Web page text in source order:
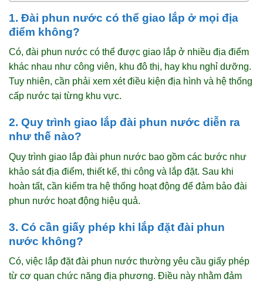
1. Đài phun nước có thể giao lắp ở mọi địa
điểm không?
Có, đài phun nước có thể được giao lắp ở nhiều địa điểm
khác nhau như công viên, khu đô thị, hay khu nghỉ dưỡng.
Tuy nhiên, cần phải xem xét điều kiện địa hình và hệ thống
cấp nước tại từng khu vực.
2. Quy trình giao lắp đài phun nước diễn ra
như thế nào?
Quy trình giao lắp đài phun nước bao gồm các bước như
khảo sát địa điểm, thiết kế, thi công và lắp đặt. Sau khi
hoàn tất, cần kiểm tra hệ thống hoạt động để đảm bảo đài
phun nước hoạt động hiệu quả.
3. Có cần giấy phép khi lắp đặt đài phun
nước không?
Có, việc lắp đặt đài phun nước thường yêu cầu giấy phép
từ cơ quan chức năng địa phương. Điều này nhằm đảm